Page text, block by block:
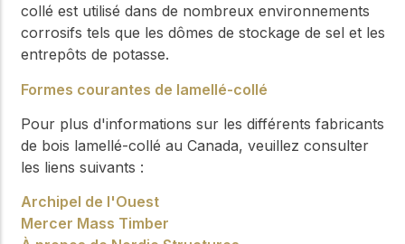
collé est utilisé dans de nombreux environnements
corrosifs tels que les dômes de stockage de sel et les
entrepôts de potasse.
Formes courantes de lamellé-collé
Pour plus d'informations sur les différents fabricants
de bois lamellé-collé au Canada, veuillez consulter
les liens suivants :
Archipel de l'Ouest
Mercer Mass Timber